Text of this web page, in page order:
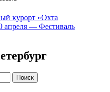
курорт «Охта
апреля — Фестиваль